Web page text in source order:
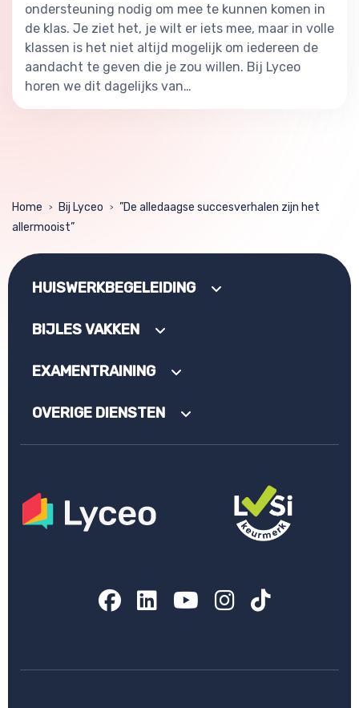
ondersteuning nodig om mee te kunnen komen in
de klas. Je ziet het, je wilt er iets mee, maar in volle
klassen is het niet altijd mogelijk om iedereen de
aandacht te geven die je zou willen. Bij Lyceo
horen we dit dagelijks van…
Home > Bij Lyceo >
”De alledaagse succesverhalen zijn het
allermooist”
HUISWERKBEGELEIDING
BIJLES VAKKEN
EXAMENTRAINING
OVERIGE DIENSTEN
Facebook
LinkedIn
YouTube
Instagram
TikTok